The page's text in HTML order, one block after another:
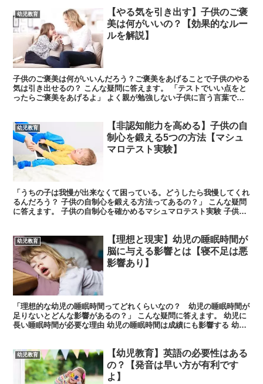
幼児教育
【やる気を引き出す】子供のご褒
美は何がいいの？【効果的なルー
ルを解説】
子供のご褒美は何がいいんだろう？ご褒美をあげることで子供のやる
気は引き出せるの？ こんな疑問に答えます。 「テストでいい点をと
ったらご褒美をあげるよ」 よく親が勉強しない子供に言う言葉です
幼児教育
【非認知能力を高める】子供の自
制心を鍛える5つの方法【マシュ
マロテスト実験】
「うちの子は我慢が出来なくて困っている。どうしたら我慢してくれ
るんだろう？ 子供の自制心を鍛える方法ってあるの？」 こんな疑問
に答えます。 子供の自制心を確かめるマシュマロテスト実験 子供の
幼児教育
【理想と現実】幼児の睡眠時間が
脳に与える影響とは【寝不足は悪
影響あり】
「理想的な幼児の睡眠時間ってどれくらいなの？ 幼児の睡眠時間が
足りないとどんな影響があるの？」 こんな疑問に答えます。 幼児に
長い睡眠時間が必要な理由 幼児の睡眠時間は成績にも影響する 幼児
幼児教育
【幼児教育】英語の必要性はある
の？【発音は早い方が有利です
よ】